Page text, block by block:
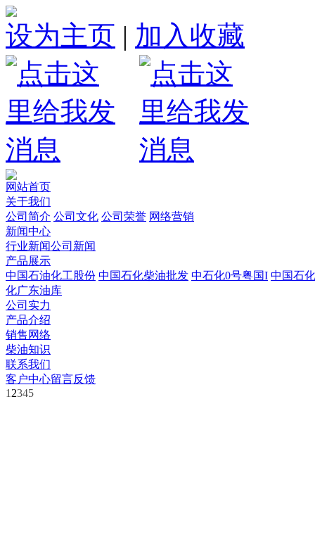
设为主页 | 加入收藏
网站首页
关于我们
公司简介 公司文化 公司荣誉 网络营销
新闻中心
行业新闻公司新闻
产品展示
中国石油化工股份 中国石化柴油批发 中石化0号粤国I 中国石
化广东油库
公司实力
产品介绍
销售网络
柴油知识
联系我们
客户中心留言反馈
1 2345